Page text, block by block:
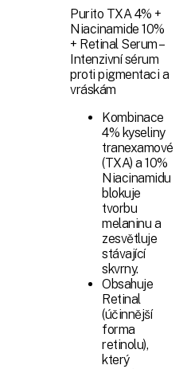
Purito TXA 4% +
Niacinamide 10%
+ Retinal Serum –
Intenzivní sérum
proti pigmentaci a
vráskám
Kombinace
4% kyseliny
tranexamové
(TXA) a 10%
Niacinamidu
blokuje
tvorbu
melaninu a
zesvětluje
stávající
skvrny.
Obsahuje
Retinal
(účinnější
forma
retinolu),
který